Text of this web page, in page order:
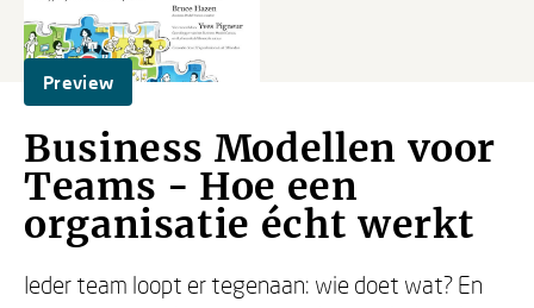
Preview
Business Modellen voor
Teams - Hoe een
organisatie écht werkt
Ieder team loopt er tegenaan: wie doet wat? En